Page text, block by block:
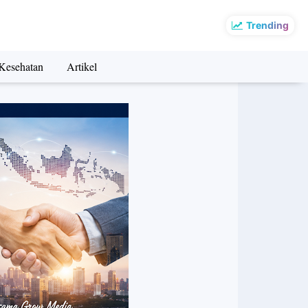
Trending
Artikel